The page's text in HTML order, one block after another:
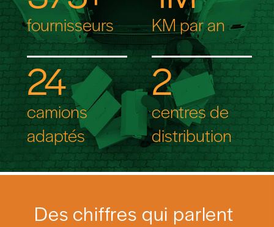
fournisseurs KM par an
24
camions
adaptés
2
centres de
distribution
Des chiffres qui parlent